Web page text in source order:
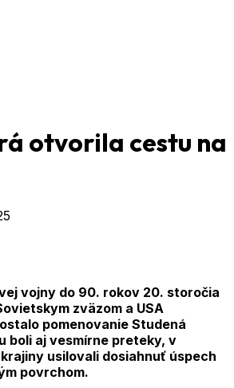
otvorila cestu na
vojny do 90. rokov 20. storočia
zväzom a USA
pomenovanie Studená
boli aj vesmírne preteky, v
usilovali dosiahnuť úspech
povrchom.